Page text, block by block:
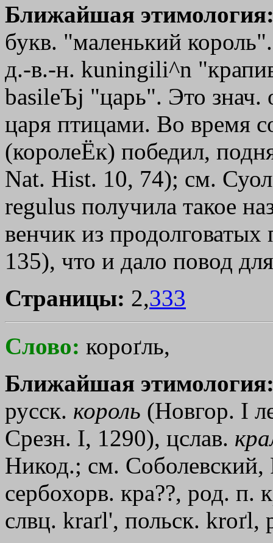
Ближайшая
букв. "маленький
д.-в.-н. kuningili^n
basileЪj "царь". Это знач.
царя птицами. Во время
(королеЁк) победил,
Nat. Hist. 10, 74); см.
regulus получила такое
венчик из
135), что и дало повод
Страницы: 2,333
Слово: короґль,
Ближайшая
русск. король (Новгор. I
Срезн. I, 1290), цслав.
Никод.; см.
сербохорв. кра??, род. п.
слвц. kraґl', польск.